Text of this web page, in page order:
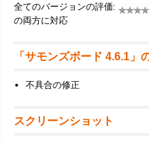
全てのバージョンの評価:
の両方に対応
「サモンズボード 4.6.1」
不具合の修正
スクリーンショット